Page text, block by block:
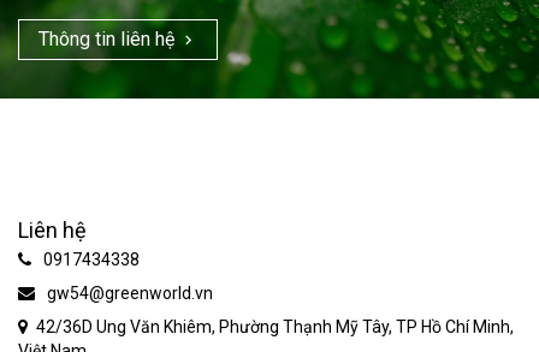
Thông tin liên hệ
Liên hệ
0917434338
gw54@greenworld.vn
42/36D Ung Văn Khiêm, Phường Thạnh Mỹ Tây, TP Hồ Chí Minh,